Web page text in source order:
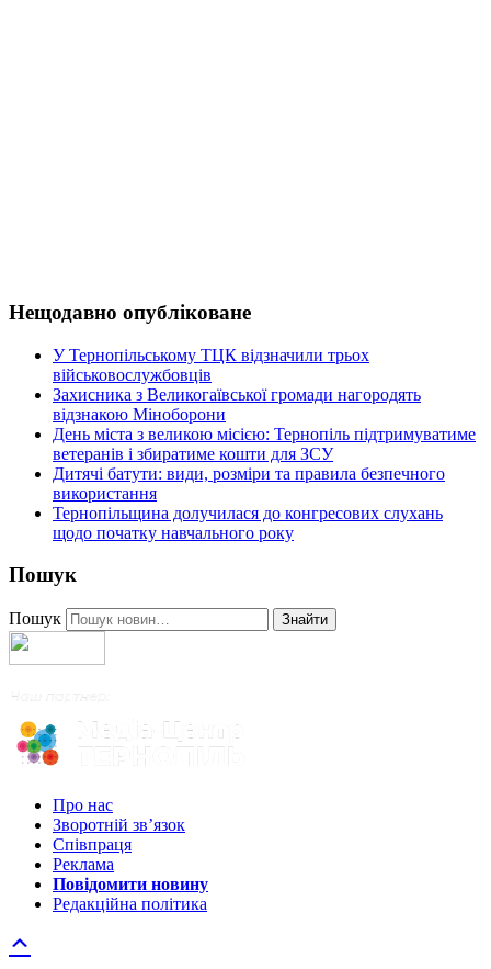
Нещодавно опубліковане
У Тернопільському ТЦК відзначили трьох
військовослужбовців
Захисника з Великогаївської громади нагородять
відзнакою Міноборони
День міста з великою місією: Тернопіль підтримуватиме
ветеранів і збиратиме кошти для ЗСУ
Дитячі батути: види, розміри та правила безпечного
використання
Тернопільщина долучилася до конгресових слухань
щодо початку навчального року
Пошук
Пошук Знайти
Про нас
Зворотній зв’язок
Співпраця
Реклама
Повідомити новину
Редакційна політика